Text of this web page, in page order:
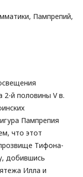
Пампрепий,
2-й половины V в.
Пампрепия
что этот
Тифона-
добившись
Илла и